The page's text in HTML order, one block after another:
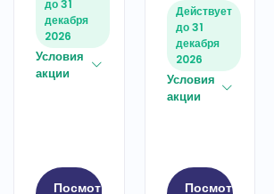
до 31
декабря
2026
Условия
акции
Посмотреть
Действует
до 31
декабря
2026
Условия
акции
Посмотреть